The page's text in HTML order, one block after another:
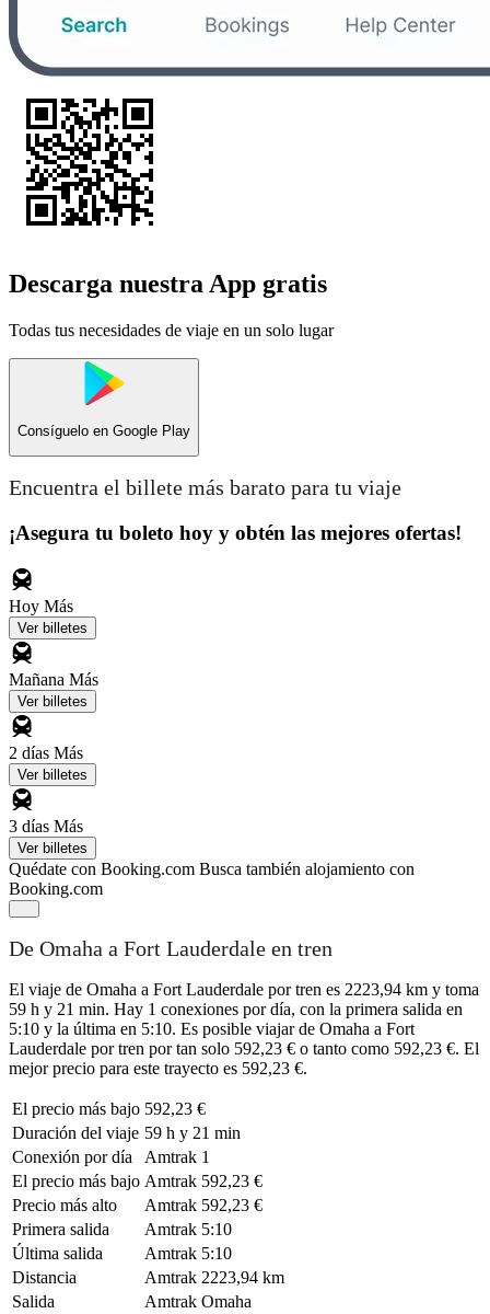
Descarga nuestra App gratis
Todas tus necesidades de viaje en un solo lugar
Consíguelo en Google Play
Encuentra el billete más barato para tu viaje
¡Asegura tu boleto hoy y obtén las mejores ofertas!
Hoy Más
Ver billetes
Mañana Más
Ver billetes
2 días Más
Ver billetes
3 días Más
Ver billetes
Quédate con Booking.com Busca también alojamiento con
Booking.com
De Omaha a Fort Lauderdale en tren
El viaje de Omaha a Fort Lauderdale por tren es 2223,94 km y toma
59 h y 21 min. Hay 1 conexiones por día, con la primera salida en
5:10 y la última en 5:10. Es posible viajar de Omaha a Fort
Lauderdale por tren por tan solo 592,23 € o tanto como 592,23 €. El
mejor precio para este trayecto es 592,23 €.
El precio más bajo 592,23 €
Duración del viaje 59 h y 21 min
Conexión por día
Amtrak 1
El precio más bajo Amtrak 592,23 €
Precio más alto
Amtrak 592,23 €
Primera salida
Amtrak 5:10
Última salida
Amtrak 5:10
Distancia
Amtrak 2223,94 km
Salida
Amtrak Omaha